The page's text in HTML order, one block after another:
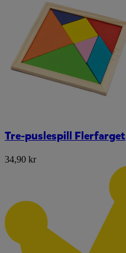
Tre-puslespill Flerfarget
34,90 kr